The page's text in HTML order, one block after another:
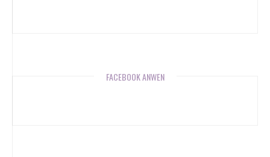
FACEBOOK ANWEN